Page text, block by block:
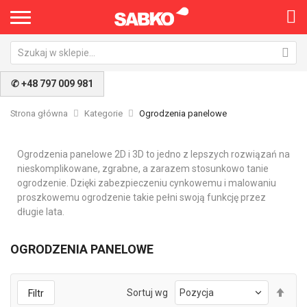
✆ +48 797 009 981
Strona główna Kategorie Ogrodzenia panelowe
Ogrodzenia panelowe 2D i 3D to jedno z lepszych rozwiązań na
nieskomplikowane, zgrabne, a zarazem stosunkowo tanie
ogrodzenie. Dzięki zabezpieczeniu cynkowemu i malowaniu
proszkowemu ogrodzenie takie pełni swoją funkcję przez
długie lata.
OGRODZENIA PANELOWE
Filtr Sortuj wg